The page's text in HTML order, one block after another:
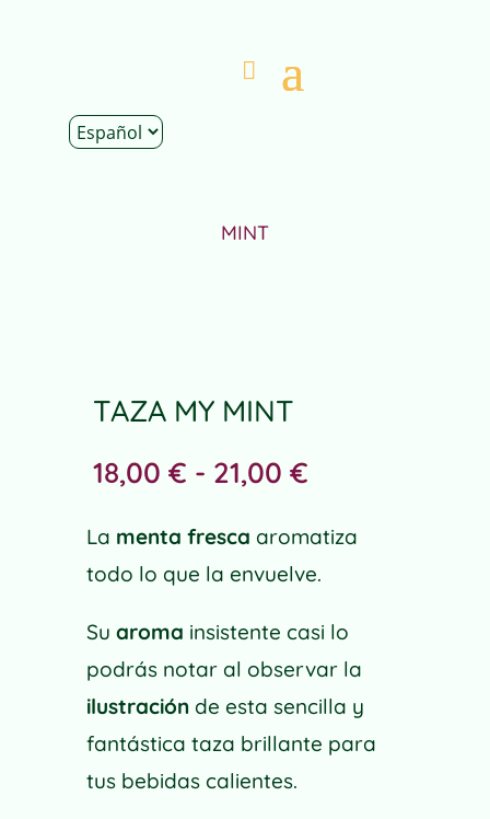
MINT
TAZA MY MINT
18,00 € - 21,00 €Rango
precios:
desde
18,00 €
21,00 €
La menta fresca aromatiza
todo lo que la envuelve.
Su aroma insistente casi lo
podrás notar al observar la
ilustraciónde esta sencilla y
fantástica taza brillante para
tus bebidas calientes.